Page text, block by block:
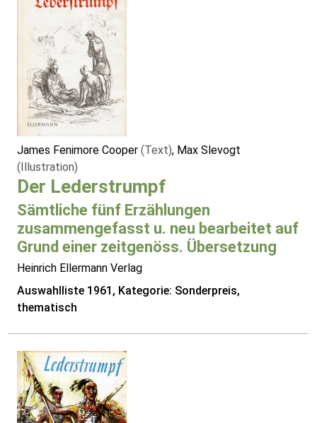
James Fenimore Cooper (Text), Max Slevogt
(Illustration)
Der Lederstrumpf
Sämtliche fünf Erzählungen
zusammengefasst u. neu bearbeitet auf
Grund einer zeitgenöss. Übersetzung
Heinrich Ellermann Verlag
Auswahlliste 1961, Kategorie: Sonderpreis,
thematisch